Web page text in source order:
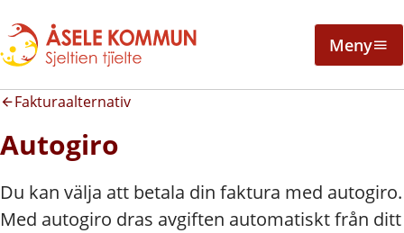
Meny
Fakturaalternativ
Autogiro
Du kan välja att betala din faktura med autogiro.
Med autogiro dras avgiften automatiskt från ditt